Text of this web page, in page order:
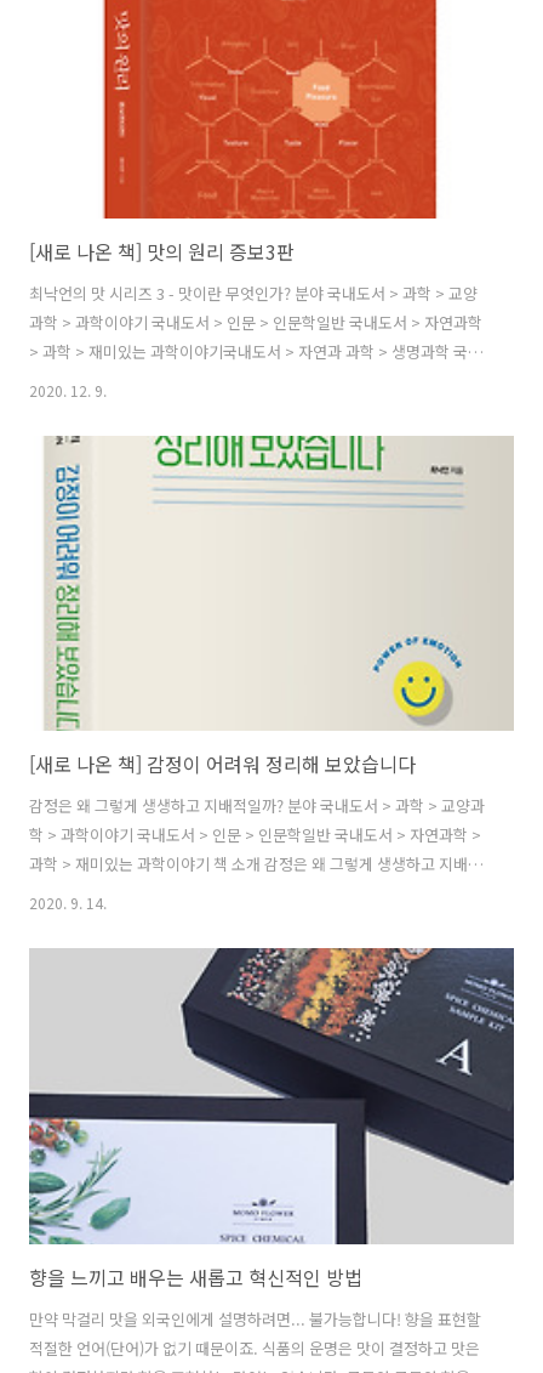
커피로 바뀌게 되는데요. 원두 커피가 대중들에게 널리 사랑 받으면서 커
피에 대한 정보도 풍부해지고 그에 따라 커피를 더 잘 알고자 하는 욕구
도 커지게 되었는데요...
[새로 나온 책] 맛의 원리 증보3판
최낙언의 맛 시리즈 3 - 맛이란 무엇인가? 분야 국내도서 > 과학 > 교양
과학 > 과학이야기 국내도서 > 인문 > 인문학일반 국내도서 > 자연과학
> 과학 > 재미있는 과학이야기국내도서 > 자연과 과학 > 생명과학 국내
도서 > 과학 > 교양과학 국내도서 > 인문 > 인문일반 국내도서 > 인문 >
만에 증보판 발간! 사람들은 보통 맛은 인문학이나 감성의 영역이지 과학
의 영역이 아니라고 생각한다. 그래서 맛을 과학적으로 이야기하는 경우
는 거의 없고 제대로 된 맛의 이론도 없다. 식품 과학과 요리의 과학을 말
하지만 그것은 성분이나 가공법에 대한 내용이지 왜 그렇게 해야 맛이 있
는지, 그것을 왜 맛있다고 하는지에 대한 내용은 아니다. 맛을..
2020. 12. 9.
[새로 나온 책] 감정이 어려워 정리해 보았습니다
감정은 왜 그렇게 생생하고 지배적일까? 분야 국내도서 > 과학 > 교양과
학 > 과학이야기 국내도서 > 인문 > 인문학일반 국내도서 > 자연과학 >
과학 > 재미있는 과학이야기 책 소개 감정은 왜 그렇게 생생하고 지배적
일까? 눈앞의 음식을 먹을지 말지 결정하는 것은 그것이 뭔지 아는 ‘지
온전히 설명할 수 없는 것도 바로 이런 이유이다. 식물은 뇌가 없고 동물
은 뇌가 있는 차이를 ‘행동’에서 찾는 사람이 많다. 동물은 배가 고프다는
느낌이 들면 먹이를 찾아 헤매고, 위험하다는 신호가 오면 피한다. 신체
를 움직이기 때문에 동물이고, 움직임 즉, 행동을 결정하는 것 또한 감정
이다. 인간의 감정은 오랜 진화의 역작이다. 생존과 번식에 유리..
2020. 9. 14.
향을 느끼고 배우는 새롭고 혁신적인 방법
만약 막걸리 맛을 외국인에게 설명하려면... 불가능합니다! 향을 표현할
적절한 언어(단어)가 없기 때문이죠. 식품의 운명은 맛이 결정하고 맛은